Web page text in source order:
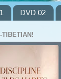
DVD 02